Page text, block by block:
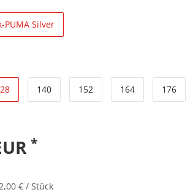
PUMA Silver
140 152 164 176
*
€ / Stück